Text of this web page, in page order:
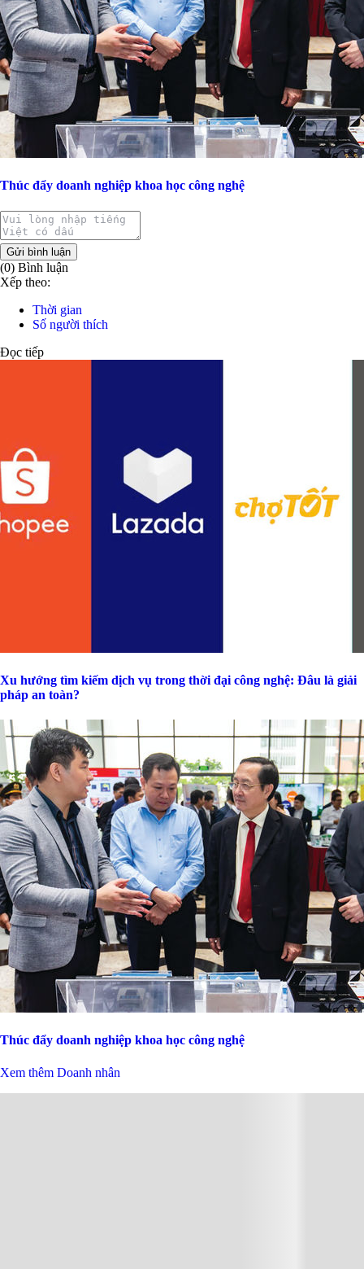
Thúc đẩy doanh nghiệp khoa học công nghệ
Gửi bình luận
(0) Bình luận
Xếp theo:
Thời gian
Số người thích
Đọc tiếp
Xu hướng tìm kiếm dịch vụ trong thời đại công nghệ: Đâu là giải
pháp an toàn?
Thúc đẩy doanh nghiệp khoa học công nghệ
Xem thêm Doanh nhân